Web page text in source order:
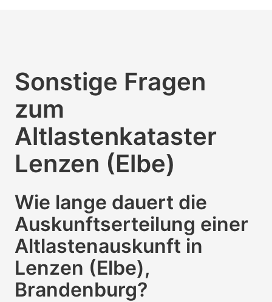
Sonstige Fragen
zum
Altlastenkataster
Lenzen (Elbe)
Wie lange dauert die
Auskunftserteilung einer
Altlastenauskunft in
Lenzen (Elbe),
Brandenburg?